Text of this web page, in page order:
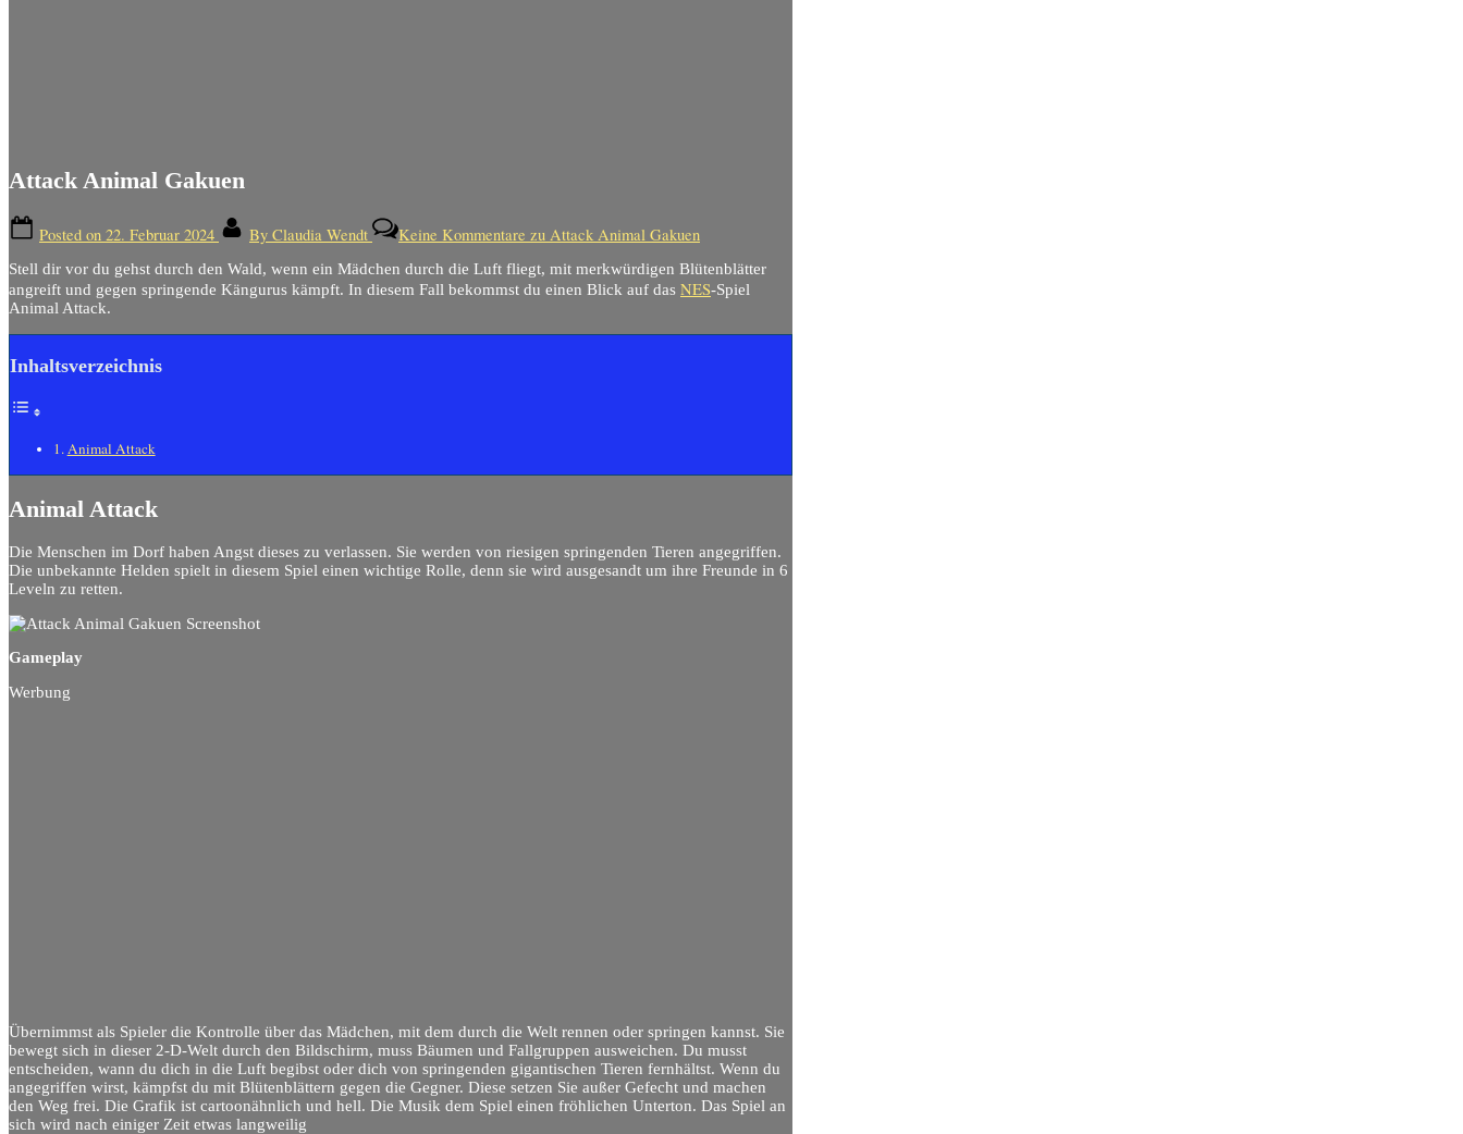
Attack Animal Gakuen
Posted on 22. Februar 2024 By Claudia Wendt Keine Kommentare zu Attack Animal Gakuen
Stell dir vor du gehst durch den Wald, wenn ein Mädchen durch die Luft fliegt, mit merkwürdigen Blütenblätter
angreift und gegen springende Kängurus kämpft. In diesem Fall bekommst du einen Blick auf das NES-Spiel
Animal Attack.
Inhaltsverzeichnis
Animal Attack
Animal Attack
Die Menschen im Dorf haben Angst dieses zu verlassen. Sie werden von riesigen springenden Tieren angegriffen.
Die unbekannte Helden spielt in diesem Spiel einen wichtige Rolle, denn sie wird ausgesandt um ihre Freunde in 6
Leveln zu retten.
Gameplay
Werbung
Übernimmst als Spieler die Kontrolle über das Mädchen, mit dem durch die Welt rennen oder springen kannst. Sie
bewegt sich in dieser 2-D-Welt durch den Bildschirm, muss Bäumen und Fallgruppen ausweichen. Du musst
entscheiden, wann du dich in die Luft begibst oder dich von springenden gigantischen Tieren fernhältst. Wenn du
angegriffen wirst, kämpfst du mit Blütenblättern gegen die Gegner. Diese setzen Sie außer Gefecht und machen
den Weg frei. Die Grafik ist cartoonähnlich und hell. Die Musik dem Spiel einen fröhlichen Unterton. Das Spiel an
sich wird nach einiger Zeit etwas langweilig